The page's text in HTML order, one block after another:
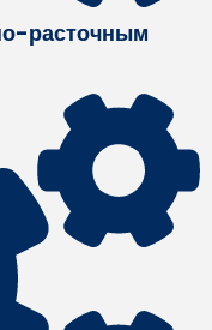
расточным